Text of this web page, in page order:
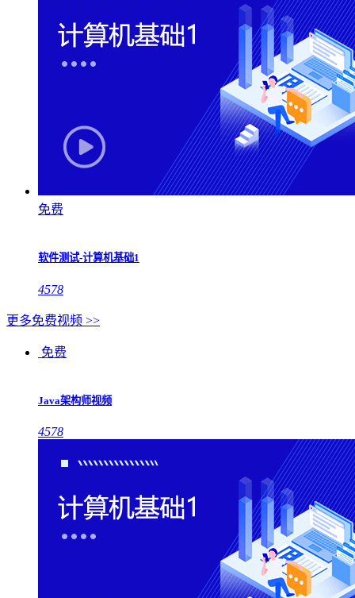
免费
软件测试-计算机基础1
4578
更多免费视频 >>
免费
Java架构师视频
4578